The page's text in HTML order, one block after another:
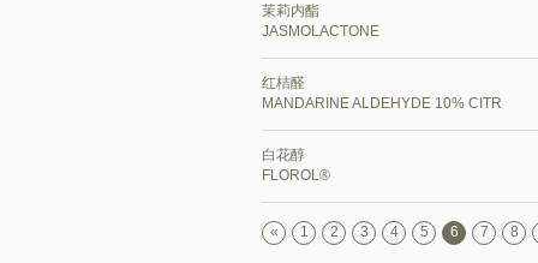
茉莉内酯
JASMOLACTONE
红桔醛
MANDARINE ALDEHYDE 10% CITR
白花醇
FLOROL®
« 1 2 3 4 5 6 7 8